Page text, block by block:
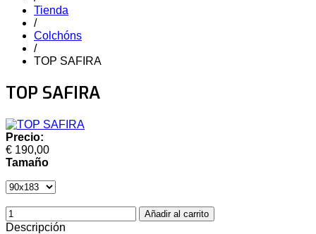
Tienda
/
Colchóns
/
TOP SAFIRA
TOP SAFIRA
Precio:
€ 190,00
Tamaño
Descripción